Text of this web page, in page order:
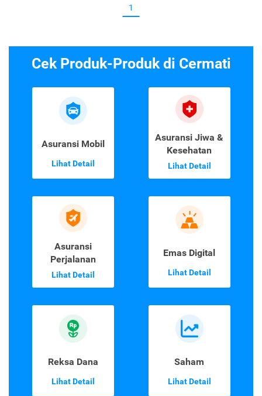
1
Cek Produk-Produk di Cermati
Asuransi Mobil
Lihat Detail
Asuransi Jiwa &
Kesehatan
Lihat Detail
Asuransi
Perjalanan
Lihat Detail
Emas Digital
Lihat Detail
Reksa Dana
Lihat Detail
Saham
Lihat Detail